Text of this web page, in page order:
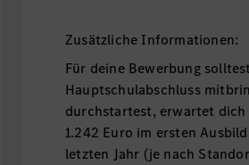
Zusätzliche Informationen:
Für deine Bewerbung
Hauptschulabschluss
durchstartest, erwartet
1.242 Euro im ersten
letzten Jahr (je nach